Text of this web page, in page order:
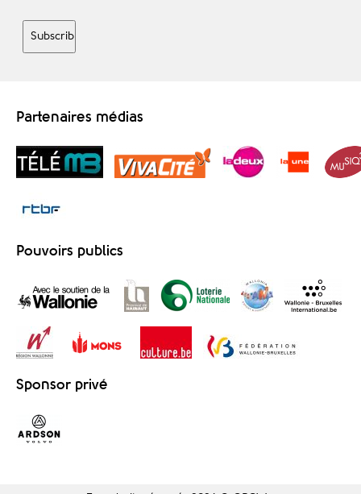
Partenaires médias
Pouvoirs publics
Sponsor privé